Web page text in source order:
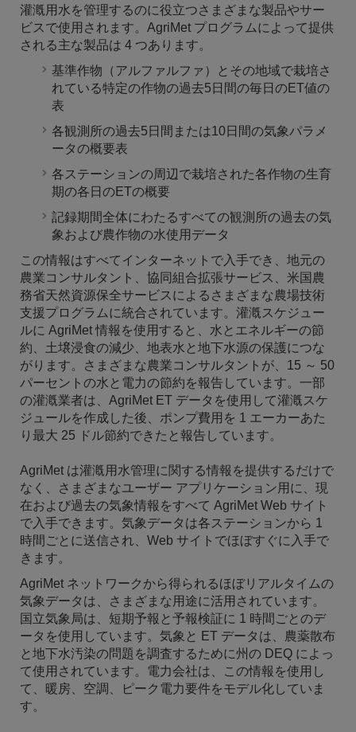
灌漑用水を管理するのに役立つさまざまな製品やサー
ビスで使用されます。AgriMet プログラムによって提供
される主な製品は 4 つあります。
基準作物（アルファルファ）とその地域で栽培さ
れている特定の作物の過去5日間の毎日のET値の
表
各観測所の過去5日間または10日間の気象パラメ
ータの概要表
各ステーションの周辺で栽培された各作物の生育
期の各日のETの概要
記録期間全体にわたるすべての観測所の過去の気
象および農作物の水使用データ
この情報はすべてインターネットで入手でき、地元の
農業コンサルタント、協同組合拡張サービス、米国農
務省天然資源保全サービスによるさまざまな農場技術
支援プログラムに統合されています。灌漑スケジュー
ルに AgriMet 情報を使用すると、水とエネルギーの節
約、土壌浸食の減少、地表水と地下水源の保護につな
がります。さまざまな農業コンサルタントが、15 ～ 50
パーセントの水と電力の節約を報告しています。一部
の灌漑業者は、AgriMet ET データを使用して灌漑スケ
ジュールを作成した後、ポンプ費用を 1 エーカーあた
り最大 25 ドル節約できたと報告しています。
AgriMet は灌漑用水管理に関する情報を提供するだけで
なく、さまざまなユーザー アプリケーション用に、現
在および過去の気象情報をすべて AgriMet Web サイト
で入手できます。気象データは各ステーションから 1
時間ごとに送信され、Web サイトでほぼすぐに入手で
きます。
AgriMet ネットワークから得られるほぼリアルタイムの
気象データは、さまざまな用途に活用されています。
国立気象局は、短期予報と予報検証に 1 時間ごとのデ
ータを使用しています。気象と ET データは、農薬散布
と地下水汚染の問題を調査するために州の DEQ によっ
て使用されています。電力会社は、この情報を使用し
て、暖房、空調、ピーク電力要件をモデル化していま
す。